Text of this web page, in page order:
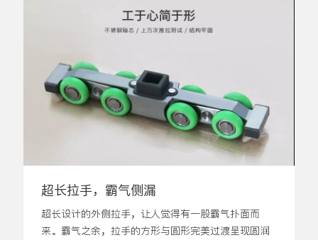
超长拉手，霸气侧漏
超长设计的外侧拉手，让人觉得有一股霸气扑面而
来。霸气之余，拉手的方形与圆形完美过渡呈现圆润